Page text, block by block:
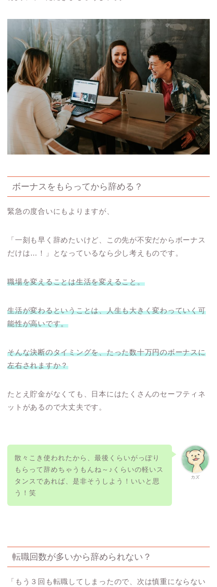
ボーナスをもらってから辞める？
緊急の度合いにもよりますが、
「一刻も早く辞めたいけど、この先が不安だからボーナス
だけは… ！」となっているなら少し考えものです。
職場を変えることは生活を変えること。
生活が変わるということは、人生も大きく変わっていく可
能性が高いです。
そんな決断のタイミングを、たった数十万円のボーナスに
左右されますか？
たとえ貯金がなくても、日本にはたくさんのセーフティネ
ットがあるので大丈夫です。
カズ
散々こき使われたから、最後くらいがっぽり
もらって辞めちゃうもんね～♪くらいの軽いス
タンスであれば、是非そうしよう！いいと思
う！笑
転職回数が多いから辞められない？
「もう３回も転職してしまったので、次は慎重にならない